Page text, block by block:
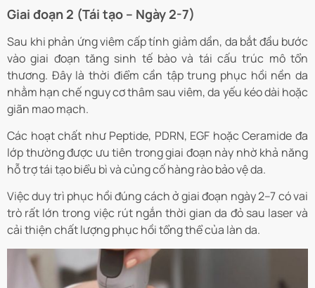
Giai đoạn 2 (Tái tạo – Ngày 2-7)
Sau khi phản ứng viêm cấp tính giảm dần, da bắt đầu bước
vào giai đoạn tăng sinh tế bào và tái cấu trúc mô tổn
thương. Đây là thời điểm cần tập trung phục hồi nền da
nhằm hạn chế nguy cơ thâm sau viêm, da yếu kéo dài hoặc
giãn mao mạch.
Các hoạt chất như Peptide, PDRN, EGF hoặc Ceramide đa
lớp thường được ưu tiên trong giai đoạn này nhờ khả năng
hỗ trợ tái tạo biểu bì và củng cố hàng rào bảo vệ da.
Việc duy trì phục hồi đúng cách ở giai đoạn ngày 2–7 có vai
trò rất lớn trong việc rút ngắn thời gian da đỏ sau laser và
cải thiện chất lượng phục hồi tổng thể của làn da.